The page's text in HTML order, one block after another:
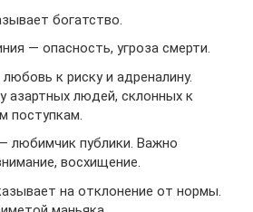
богатство.
— опасность, угроза смерти.
к риску и адреналину.
азартных людей, склонных к
поступкам.
любимчик публики. Важно
восхищение.
на отклонение от нормы.